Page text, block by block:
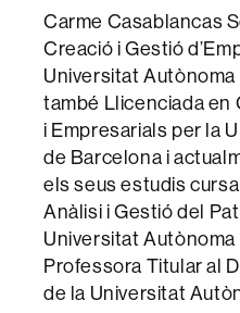
Carme Casablancas
Creació i Gestió
Universitat
també Llicenciada en
i Empresarials per la
de Barcelona i
els seus estudis
Anàlisi i Gestió del
Universitat
Professora Titular al
de la Universitat